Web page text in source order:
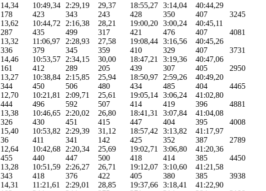
14,34
178
10:49,34
423
2:29,19
343
29,37
243
18:55,27
428
3:14,04
350
40:44,29
407
3245
13,62
287
10:44,72
435
2:16,38
499
28,21
317
19:00,20
421
3:00,24
476
40:45,11
407
4081
13,32
336
11:06,97
379
2:28,93
345
27,58
359
19:08,44
410
3:16,56
329
40:45,26
407
3731
14,46
161
10:53,57
412
2:34,15
289
30,00
205
18:47,21
439
3:19,36
307
40:47,06
405
2950
13,27
344
10:38,84
450
2:15,85
506
25,94
480
18:50,97
434
2:59,26
485
40:49,20
404
4465
12,70
444
10:21,81
496
2:09,71
592
25,61
507
19:05,14
414
3:06,24
419
41:02,80
396
4881
13,38
326
10:46,65
430
2:20,02
451
26,80
415
18:41,31
447
3:07,84
404
41:04,08
395
4008
15,40
36
10:53,82
411
2:29,39
341
31,12
142
18:57,42
425
3:13,82
352
41:17,97
387
2789
12,64
455
10:42,68
440
2:20,34
447
25,69
500
19:02,71
418
3:06,80
414
41:20,36
385
4450
13,28
343
10:51,59
418
2:26,27
376
26,71
422
19:12,07
405
3:10,60
380
41:21,58
385
3938
14,31
11:21,61
2:29,01
28,85
19:37,66 3:18,41
41:22,90